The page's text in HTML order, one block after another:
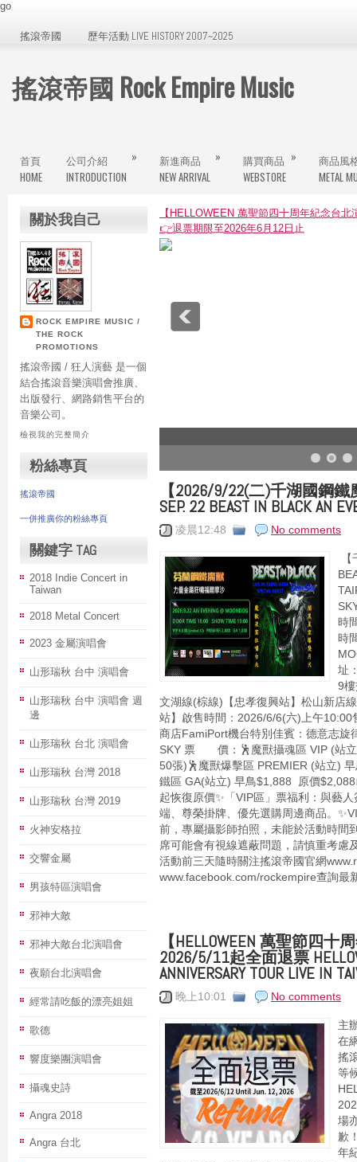
go
搖滾帝國 歷年活動 LIVE HISTORY 2007~2025
搖滾帝國 Rock Empire Music
首頁
HOME
公司介紹
INTRODUCTION
»
新進商品
NEW ARRIVAL
»
購買商品
WEBSTORE
»
商品風
METAL
關於我自己
ROCK EMPIRE MUSIC /
THE ROCK
PROMOTIONS
搖滾帝國 / 狂人演藝 是一個
結合搖滾音樂演唱會推廣、
出版發行、網路銷售平台的
音樂公司。
檢視我的完整簡介
粉絲專頁
搖滾帝國
一併推廣你的粉絲專頁
關鍵字 TAG
2018 Indie Concert in
Taiwan
2018 Metal Concert
2023 金屬演唱會
山形瑞秋 台中 演唱會
山形瑞秋 台中 演唱會 週
邊
山形瑞秋 台北 演唱會
山形瑞秋 台灣 2018
山形瑞秋 台灣 2019
火神安格拉
交響金屬
男孩特區演唱會
邪神大敵
邪神大敵台北演唱會
夜願台北演唱會
經常請吃飯的漂亮姐姐
歌德
響度樂團演唱會
攝魂史詩
Angra 2018
Angra 台北
【HELLOWEEN 萬聖節四十周年紀念台北
👉退票期限至2026年6月12日止
【2026/9/22(二)千湖國鋼
SEP. 22 BEAST IN BLACK AN
凌晨12:48 No comments
【
時
時
址
9
文湖線(棕線)【忠孝復興站】松山新店
站】啟售時間：2026/6/6(六)上午10:00
商店FamiPort機台特別佳賓：德意志旋
SKY 票 價：🕺魔獸攝魂區 VIP (站立
50張)🕺魔獸爆擊區 PREMIER (站立)
鐵區 GA(站立) 早鳥$1,888 原價
起恢復原價✨「VIP區」票福利：與藝
端、尊榮掛牌、優先選購周邊商品。
前，專屬攝影師拍照，未能於活動時
席可能會有視線遮蔽問題，請慎重考
活動前三天隨時關注搖滾帝國官網
www.facebook.com/rockempire查詢最
【HELLOWEEN 萬聖節四
2026/5/11起全面退票
ANNIVERSARY TOUR LIVE IN
晚上10:01 No comments
主
在
搖
等
場
歉
年